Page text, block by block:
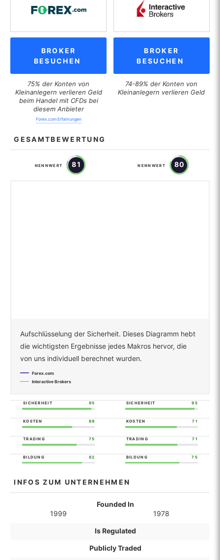
BROKER
BESUCHEN
75% der Konten von
Kleinanlegern verlieren Geld
beim Handel mit CFDs bei
diesem Anbieter
Forex.com Erfahrungen
BROKER
BESUCHEN
74-89% der Konten von
Kleinanlegern verlieren Geld
GESAMTBEWERTUNG
NENNWERT 81 NENNWERT 80
Aufschlüsselung der Sicherheit. Dieses Diagramm hebt
die wichtigsten Ergebnisse jedes Makros hervor, die
von uns individuell berechnet wurden.
Forex.com
Interactive Brokers
SICHERHEIT 95 SICHERHEIT 95
KOSTEN 69 KOSTEN 71
TRADING 75 TRADING 71
BILDUNG 82 BILDUNG 75
INFOS ZUM UNTERNEHMEN
Founded In
1999
1978
Is Regulated
Publicly Traded